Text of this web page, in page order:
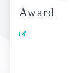
Award